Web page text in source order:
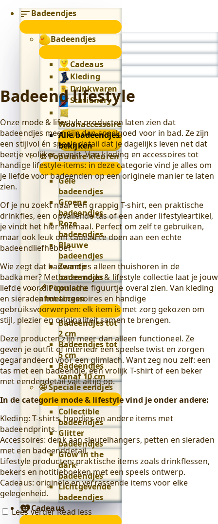
Badeendjes
Badeendjes
Cadeaus
Kleding
Drinkwaren
Stationery
Woonaccessoires
Alle badeendjes
bekijken
🎨 Populaire kleuren
🎨
Populaire
kleuren
submenu
Gele
badeendjes
Groene
badeendjes
Roze
badeendjes
Blauwe
badeendjes
Zwarte
badeendjes
📏 Populaire
afmetingen
📏
Populaire
submenu
Badeendjes tot
2 cm
Badeendjes tot
5 cm
Badeendjes
vanaf 10 cm
🤩 Speciale eendjes
🤩
Speciale
eendjes
submenu
Collectible
badeendjes
Glitter
badeendjes
Glow in the
dark
badeendjes
Lichtgevende
badeendjes
Cadeaus
Badeend lifestyle
Onze mode & lifestyle producten laten zien dat
badeendjes meer zijn dan speelgoed voor in bad. Ze zijn
een stijlvol én speels detail dat je dagelijks leven net dat
beetje vrolijker maakt. Van kleding en accessoires tot
handige lifestyle-items: in deze categorie vind je alles om
je liefde voor badeenden op een originele manier te laten
zien.
Of je nu zoekt naar een grappig T-shirt, een praktische
drinkfles, een opvallende tas of een ander lifestyleartikel,
je vindt het hier allemaal. Perfect om zelf te gebruiken,
maar ook leuk om cadeau te doen aan een echte
badeendliefhebber.
Wie zegt dat badeendjes alleen thuishoren in de
badkamer? Met onze mode & lifestyle collectie laat je jouw
liefde voor dit iconische figuurtje overal zien. Van kleding
en sieraden tot accessoires en handige
gebruiksvoorwerpen: elk item is met zorg gekozen om
stijl, plezier en originaliteit samen te brengen.
Deze producten zijn meer dan alleen functioneel. Ze
geven je outfit of interieur een speelse twist en zorgen
gegarandeerd voor een glimlach. Want zeg nou zelf: een
tas met een badeendje, een vrolijk T-shirt of een beker
met eendendetail valt altijd op.
In de categorie mode & lifestyle vind je onder andere:
Kleding: T-shirts, hoodies en andere items met
badeendprints.
Accessoires: denk aan sleutelhangers, petten en sieraden
met een badeenddetail.
Lifestyle producten: praktische items zoals drinkflessen,
bekers en notitieboeken met een speels ontwerp.
Cadeaus: originele en verrassende items voor elke
gelegenheid.
Lees verderRead less